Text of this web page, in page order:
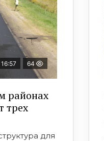
64
районах
трех
для